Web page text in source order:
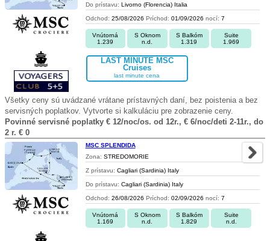
Do prístavu: Livorno (Florencia) Italia
Odchod: 25/08/2026 Príchod: 01/09/2026 nocí: 7
Vnútorná
1.239
S Oknom
n.d.
S Balkóm
1.319
Suite
1.969
LAST MINUTE MSC
Cruises
last minute cena
Všetky ceny sú uvádzané vrátane prístavných daní, bez poistenia a bez
servisných poplatkov. Vytvorte si kalkuláciu pre zobrazenie ceny.
Povinné servisné poplatky € 12/noc/os. od 12r., € 6/noc/deti 2-11r., do
2 r. € 0
MSC SPLENDIDA
Zona: STREDOMORIE
Z prístavu: Cagliari (Sardinia) Italy
Do prístavu: Cagliari (Sardinia) Italy
Odchod: 26/08/2026 Príchod: 02/09/2026 nocí: 7
Vnútorná
1.169
S Oknom
n.d.
S Balkóm
1.829
Suite
n.d.